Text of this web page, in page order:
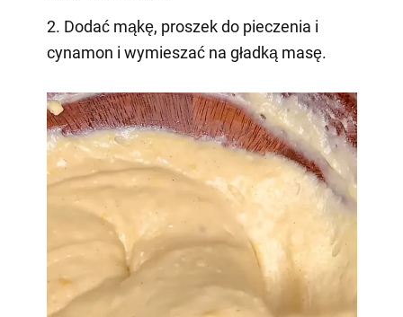
2. Dodać mąkę, proszek do pieczenia i
cynamon i wymieszać na gładką masę.